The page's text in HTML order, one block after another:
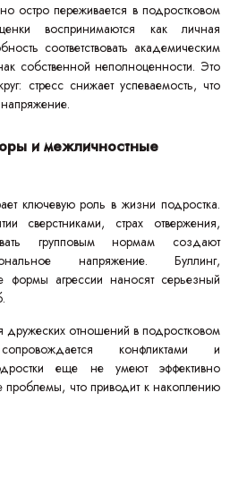
остро переживается в подростковом
воспринимаются как личная
соответствовать академическим
собственной неполноценности. Это
стресс снижает успеваемость, что
и межличностные
ключевую роль в жизни подростка.
сверстниками, страх отвержения,
групповым нормам создают
напряжение. Буллинг,
формы агрессии наносят серьезный
отношений в подростковом
конфликтами и
еще не умеют эффективно
что приводит к накоплению